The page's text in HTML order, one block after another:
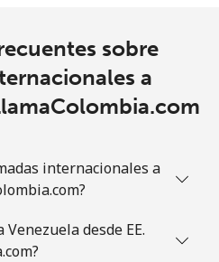
sobre
a
internacionales a
desde EE.